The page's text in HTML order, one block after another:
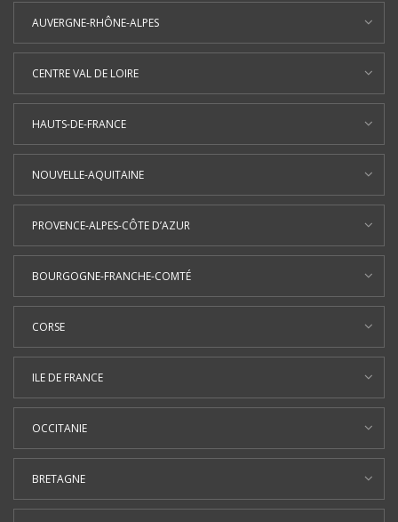
AUVERGNE-RHÔNE-ALPES
CENTRE VAL DE LOIRE
HAUTS-DE-FRANCE
NOUVELLE-AQUITAINE
PROVENCE-ALPES-CÔTE D’AZUR
BOURGOGNE-FRANCHE-COMTÉ
CORSE
ILE DE FRANCE
OCCITANIE
BRETAGNE